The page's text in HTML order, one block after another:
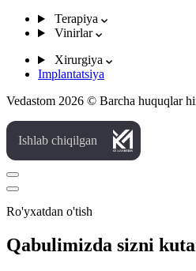
Terapiya
Vinirlar
Xirurgiya
Implantatsiya
Vedastom 2026 © Barcha huquqlar
Ishlab chiqilgan
Ro'yxatdan o'tish
Qabulimizda sizni